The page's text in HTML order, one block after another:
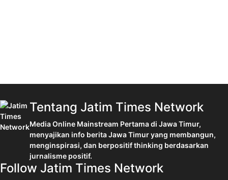
Tentang Jatim Times Network
Media Online Mainstream Pertama di Jawa Timur,
menyajikan info berita Jawa Timur yang membangun,
menginspirasi, dan berpositif thinking berdasarkan
jurnalisme positif.
Follow Jatim Times Network